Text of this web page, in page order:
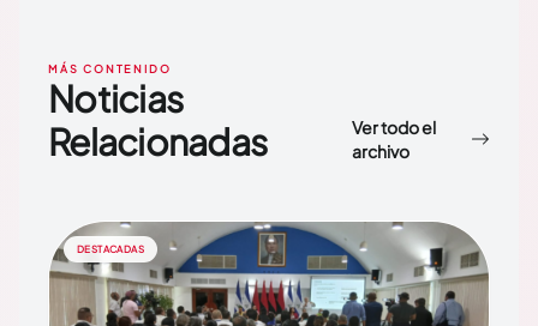
MÁS CONTENIDO
Noticias
Relacionadas
Ver todo el
archivo
DESTACADAS